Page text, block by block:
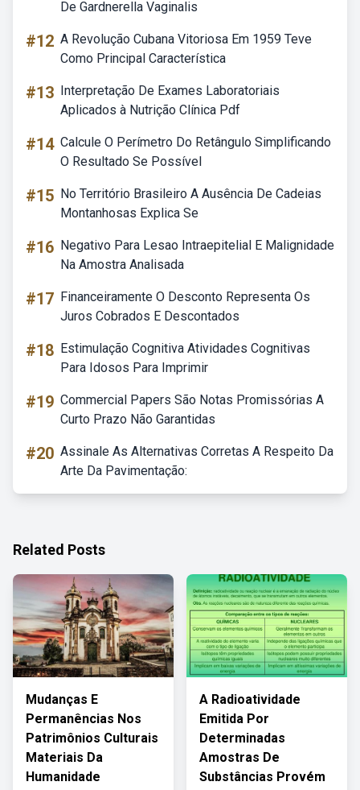
De Gardnerella Vaginalis
#12 A Revolução Cubana Vitoriosa Em 1959 Teve
Como Principal Característica
#13 Interpretação De Exames Laboratoriais
Aplicados à Nutrição Clínica Pdf
#14 Calcule O Perímetro Do Retângulo Simplificando
O Resultado Se Possível
#15 No Território Brasileiro A Ausência De Cadeias
Montanhosas Explica Se
#16 Negativo Para Lesao Intraepitelial E Malignidade
Na Amostra Analisada
#17 Financeiramente O Desconto Representa Os
Juros Cobrados E Descontados
#18 Estimulação Cognitiva Atividades Cognitivas
Para Idosos Para Imprimir
#19 Commercial Papers São Notas Promissórias A
Curto Prazo Não Garantidas
#20 Assinale As Alternativas Corretas A Respeito Da
Arte Da Pavimentação:
Related Posts
Mudanças E
Permanências Nos
Patrimônios Culturais
Materiais Da
Humanidade
A Radioatividade
Emitida Por
Determinadas
Amostras De
Substâncias Provém